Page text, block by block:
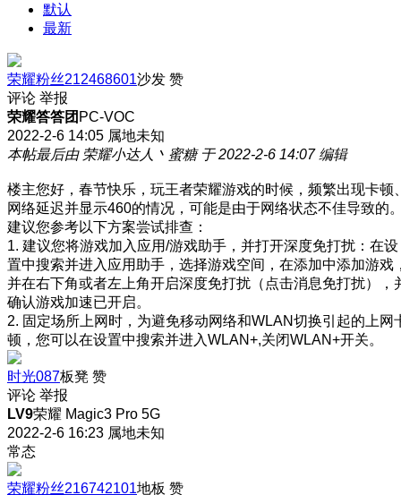
默认
最新
荣耀粉丝212468601沙发 赞
评论 举报
荣耀答答团 PC-VOC
2022-2-6 14:05 属地未知
本帖最后由 荣耀小达人丶蜜糖 于 2022-2-6 14:07 编辑
楼主您好，春节快乐，玩王者荣耀游戏的时候，频繁出现卡顿
网络延迟并显示460的情况，可能是由于网络状态不佳导致的
建议您参考以下方案尝试排查：
1. 建议您将游戏加入应用/游戏助手，并打开深度免打扰：在设
置中搜索并进入应用助手，选择游戏空间，在添加中添加游戏
并在右下角或者左上角开启深度免打扰（点击消息免打扰），
确认游戏加速已开启。
2. 固定场所上网时，为避免移动网络和WLAN切换引起的上网
顿，您可以在设置中搜索并进入WLAN+,关闭WLAN+开关。
时光087板凳 赞
评论 举报
LV9荣耀 Magic3 Pro 5G
2022-2-6 16:23 属地未知
常态
荣耀粉丝216742101地板 赞